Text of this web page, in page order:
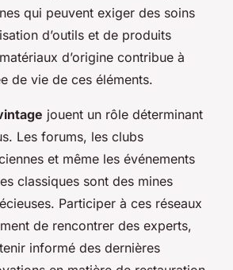
qui peuvent exiger des soins
d’outils et de produits
d’origine contribue à
de vie de ces éléments.
jouent un rôle déterminant
Les forums, les clubs
et même les événements
classiques sont des mines
Participer à ces réseaux
de rencontrer des experts,
informé des dernières